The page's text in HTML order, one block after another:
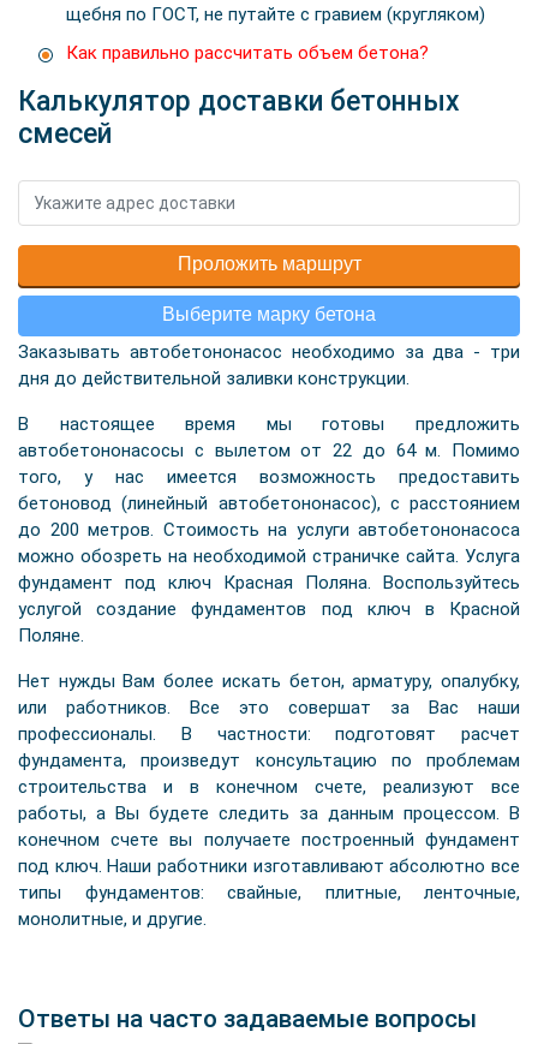
щебня по ГОСТ, не путайте с гравием (кругляком)
Как правильно рассчитать объем бетона?
Калькулятор доставки бетонных
смесей
Проложить маршрут
Выберите марку бетона
Заказывать автобетононасос необходимо за два - три
дня до действительной заливки конструкции.
В настоящее время мы готовы предложить
автобетононасосы с вылетом от 22 до 64 м. Помимо
того, у нас имеется возможность предоставить
бетоновод (линейный автобетононасос), с расстоянием
до 200 метров. Стоимость на услуги автобетононасоса
можно обозреть на необходимой страничке сайта. Услуга
фундамент под ключ Красная Поляна. Воспользуйтесь
услугой создание фундаментов под ключ в Красной
Поляне.
Нет нужды Вам более искать бетон, арматуру, опалубку,
или работников. Все это совершат за Вас наши
профессионалы. В частности: подготовят расчет
фундамента, произведут консультацию по проблемам
строительства и в конечном счете, реализуют все
работы, а Вы будете следить за данным процессом. В
конечном счете вы получаете построенный фундамент
под ключ. Наши работники изготавливают абсолютно все
типы фундаментов: свайные, плитные, ленточные,
монолитные, и другие.
Ответы на часто задаваемые вопросы